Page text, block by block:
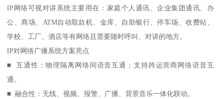
IP网络可视对讲系统主要用在：家庭个人通讯、企业集团通讯、办
公、商场、ATM自动取款机、金库、自助银行、停车场、收费站、
学校、工厂、酒店等有网络且需要随时呼叫、对讲的地方。
IP对网络广播系统方案亮点
■ 互通性：物理隔离网络间语音互通；支持跨运营商网络语音互
通。
■ 融合性：无线、视频、报警、广播、背景音乐一体化联动。